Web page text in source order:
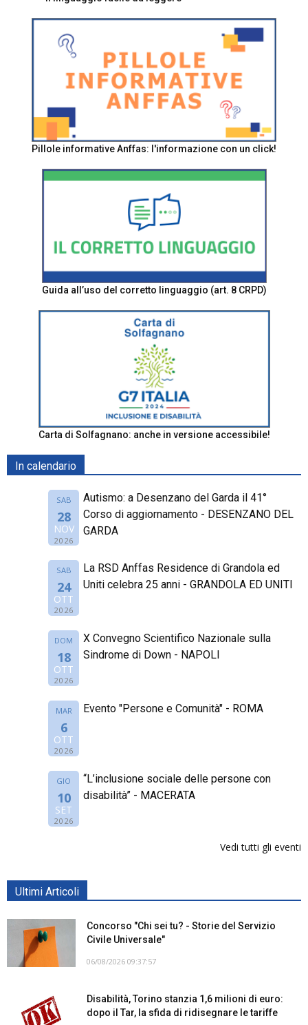
Pillole informative Anffas: l'informazione con un click!
Guida all’uso del corretto linguaggio (art. 8 CRPD)
Carta di Solfagnano: anche in versione accessibile!
In calendario
SAB
28
NOV
2026
Autismo: a Desenzano del Garda il 41°
Corso di aggiornamento - DESENZANO DEL
GARDA
SAB
24
OTT
2026
La RSD Anffas Residence di Grandola ed
Uniti celebra 25 anni - GRANDOLA ED UNITI
DOM
18
OTT
2026
X Convegno Scientifico Nazionale sulla
Sindrome di Down - NAPOLI
MAR
6
OTT
2026
Evento "Persone e Comunità" - ROMA
GIO
10
SET
2026
“L’inclusione sociale delle persone con
disabilità” - MACERATA
Vedi tutti gli eventi
Ultimi Articoli
Concorso "Chi sei tu? - Storie del Servizio
Civile Universale"
06/08/2026 09:37:57
Disabilità, Torino stanzia 1,6 milioni di euro:
dopo il Tar, la sfida di ridisegnare le tariffe